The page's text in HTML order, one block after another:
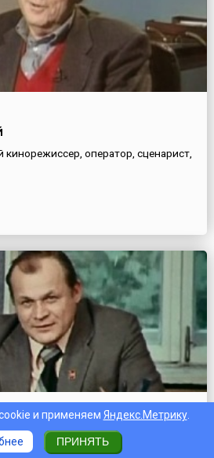
кинорежиссер, оператор, сценарист,
и кино, Народный артист РСФСР
и применяем Яндекс.Метрику.
ПРИНЯТЬ